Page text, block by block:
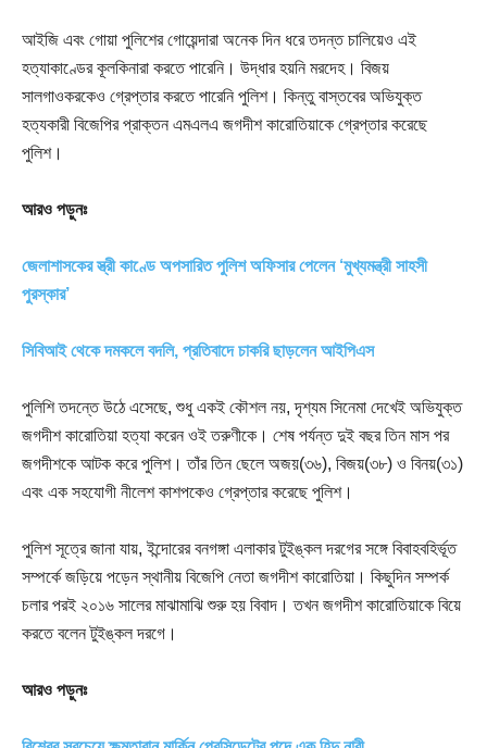
আইজি এবং গোয়া পুলিশের গোয়েন্দারা অনেক দিন ধরে তদন্ত চালিয়েও এই
হত্যাকাণ্ডের কূলকিনারা করতে পারেনি। উদ্ধার হয়নি মরদেহ। বিজয়
সালগাওকরকেও গ্রেপ্তার করতে পারেনি পুলিশ। কিন্তু বাস্তবের অভিযুক্ত
হত্যকারী বিজেপির প্রাক্তন এমএলএ জগদীশ কারোতিয়াকে গ্রেপ্তার করেছে
পুলিশ।
আরও পড়ুনঃ
জেলাশাসকের স্ত্রী কাণ্ডে অপসারিত পুলিশ অফিসার পেলেন ‘মুখ্যমন্ত্রী সাহসী
পুরস্কার’
সিবিআই থেকে দমকলে বদলি, প্রতিবাদে চাকরি ছাড়লেন আইপিএস
পুলিশি তদন্তে উঠে এসেছে, শুধু একই কৌশল নয়, দৃশ্যম সিনেমা দেখেই অভিযুক্ত
জগদীশ কারোতিয়া হত্যা করেন ওই তরুণীকে। শেষ পর্যন্ত দুই বছর তিন মাস পর
জগদীশকে আটক করে পুলিশ। তাঁর তিন ছেলে অজয়(৩৬), বিজয়(৩৮) ও বিনয়(৩১)
এবং এক সহযোগী নীলেশ কাশপকেও গ্রেপ্তার করেছে পুলিশ।
পুলিশ সূত্রে জানা যায়, ইন্দোরের বনগঙ্গা এলাকার টুইঙ্কল দরগের সঙ্গে বিবাহবহির্ভূত
সম্পর্কে জড়িয়ে পড়েন স্থানীয় বিজেপি নেতা জগদীশ কারোতিয়া। কিছুদিন সম্পর্ক
চলার পরই ২০১৬ সালের মাঝামাঝি শুরু হয় বিবাদ। তখন জগদীশ কারোতিয়াকে বিয়ে
করতে বলেন টুইঙ্কল দরগে।
আরও পড়ুনঃ